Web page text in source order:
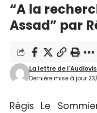
“A la
Assad” par
Dernière mise à jour
La lettre de
Régis Le